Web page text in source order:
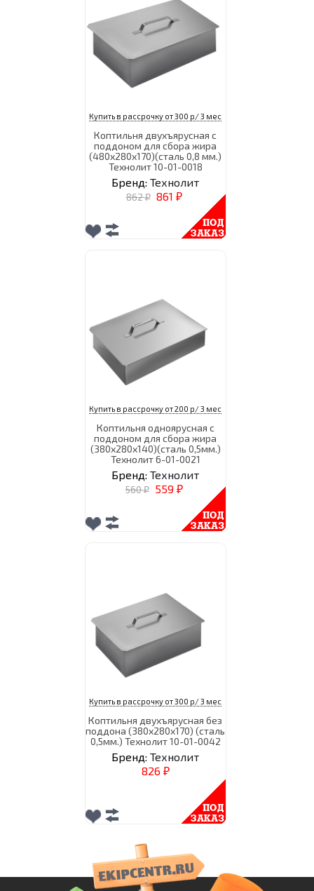
Купить в рассрочку от 300 р/ 3 мес
Коптильня двухъярусная с
поддоном для сбора жира
(480х280х170)(сталь 0,8 мм.)
Технолит 10-01-0018
Бренд: Технолит
862₽ 861 ₽
Купить в рассрочку от 200 р/ 3 мес
Коптильня одноярусная с
поддоном для сбора жира
(380х280х140)(сталь 0,5мм.)
Технолит 6-01-0021
Бренд: Технолит
560₽ 559 ₽
Купить в рассрочку от 300 р/ 3 мес
Коптильня двухъярусная без
поддона (380х280х170) (сталь
0,5мм.) Технолит 10-01-0042
Бренд: Технолит
826 ₽